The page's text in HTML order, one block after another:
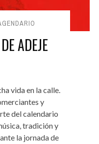
ADEJE
vida en la calle.
y
del calendario
tradición y
la jornada de